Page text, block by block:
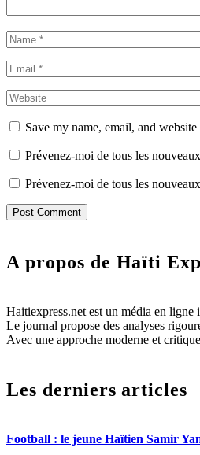
Save my name, email, and
Prévenez-moi de tous les
Prévenez-moi de tous les
A propos de Haïti
Haitiexpress.net est un média en ligne
Le journal propose des analyses
Avec une approche moderne et
Les derniers articles
Football : le jeune Haïtien Samir